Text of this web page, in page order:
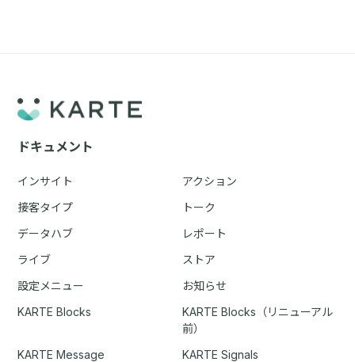
ドキュメント
インサイト
アクション
接客タイプ
トーク
データハブ
レポート
ライブ
ストア
設定メニュー
お知らせ
KARTE Blocks
KARTE Blocks（リニューアル
前）
KARTE Message
KARTE Signals